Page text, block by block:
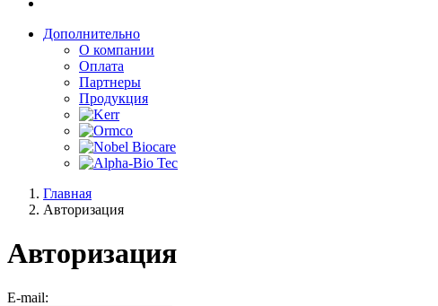
Дополнительно
О компании
Оплата
Партнеры
Продукция
Главная
Авторизация
Авторизация
E-mail: